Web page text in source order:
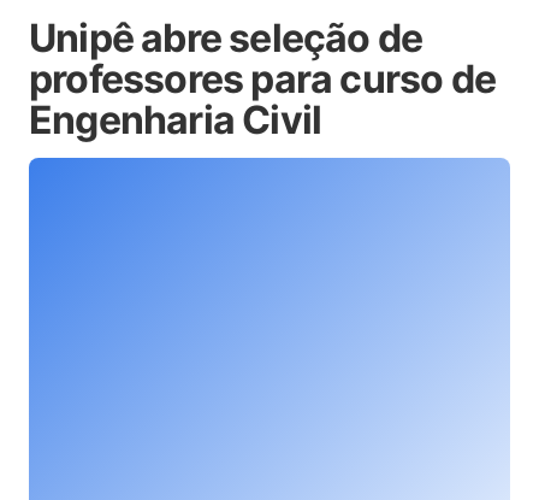
Unipê abre seleção de
professores para curso de
Engenharia Civil